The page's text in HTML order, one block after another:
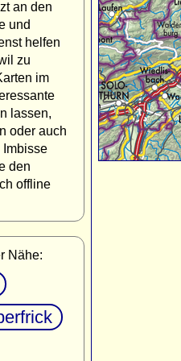
an den
und
helfen
zu
im
lassen,
oder auch
Imbisse
den
offline
Nähe: